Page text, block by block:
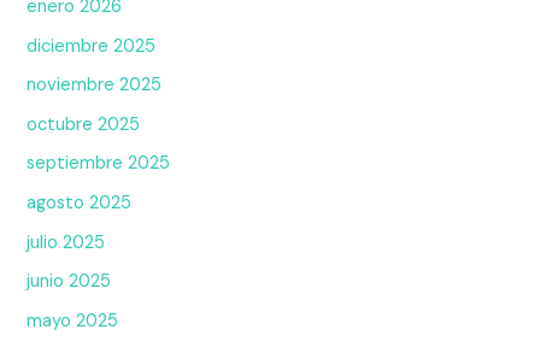
enero 2026
diciembre 2025
noviembre 2025
octubre 2025
septiembre 2025
agosto 2025
julio 2025
junio 2025
mayo 2025